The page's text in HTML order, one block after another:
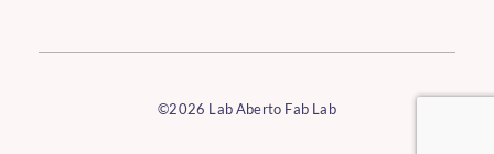
©2026 Lab Aberto Fab Lab